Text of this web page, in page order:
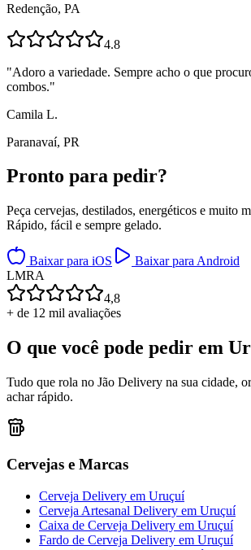
Redenção, PA
4.8
"Adoro a variedade. Sempre acho o que
combos."
Camila L.
Paranavaí, PR
Pronto para pedir?
Peça cervejas, destilados, energéticos e muito
Rápido, fácil e sempre gelado.
Baixar para iOS
Baixar para Android
LMRA
4,8
+ de 12 mil avaliações
O que você pode pedir em
Tudo que rola no Jão Delivery na sua cidade,
achar rápido.
Cervejas e Marcas
Cerveja Delivery em Uruçuí
Cerveja Artesanal Delivery em Uruçuí
Caixa de Cerveja Delivery em Uruçuí
Fardo de Cerveja Delivery em Uruçuí